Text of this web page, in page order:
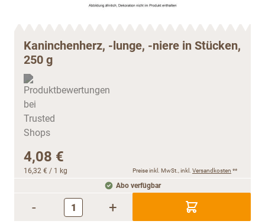
Kaninchenherz, -lunge, -niere in Stücken,
250 g
4,08 €
16,32 € / 1 kg Preise inkl. MwSt., inkl. Versandkosten **
Abo verfügbar
- +